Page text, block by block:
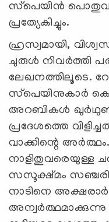
സ്‌പെയിന്‍
പ്രത്യേകിച്ചും.
ഹ്രസ്വമായി,
ചുരുള്‍ നിവര്‍ത്തി
ലേഖനത്തിലൂടെ.
സ്‌പെയിനുകാര്‍
അറബികള്‍
പ്രദേശത്തെ
വാക്കിന്റെ
നാളിതുവരെയുള്ള
സസൂക്ഷ്മം
നാടിനെ